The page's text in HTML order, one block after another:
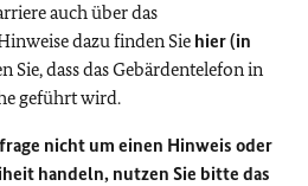
auch über das
dazu finden Sie hier (in
Sie, dass das Gebärdentelefon in
geführt wird.
nicht um einen Hinweis oder
handeln, nutzen Sie bitte das